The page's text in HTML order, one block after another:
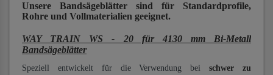
Unsere Bandsägeblätter sind für Standardprofile,
Rohre und Vollmaterialien geeignet.
WAY TRAIN WS - 20 für 4130 mm Bi-Metall
Bandsägeblätter
Speziell entwickelt für die Verwendung beischwer zu